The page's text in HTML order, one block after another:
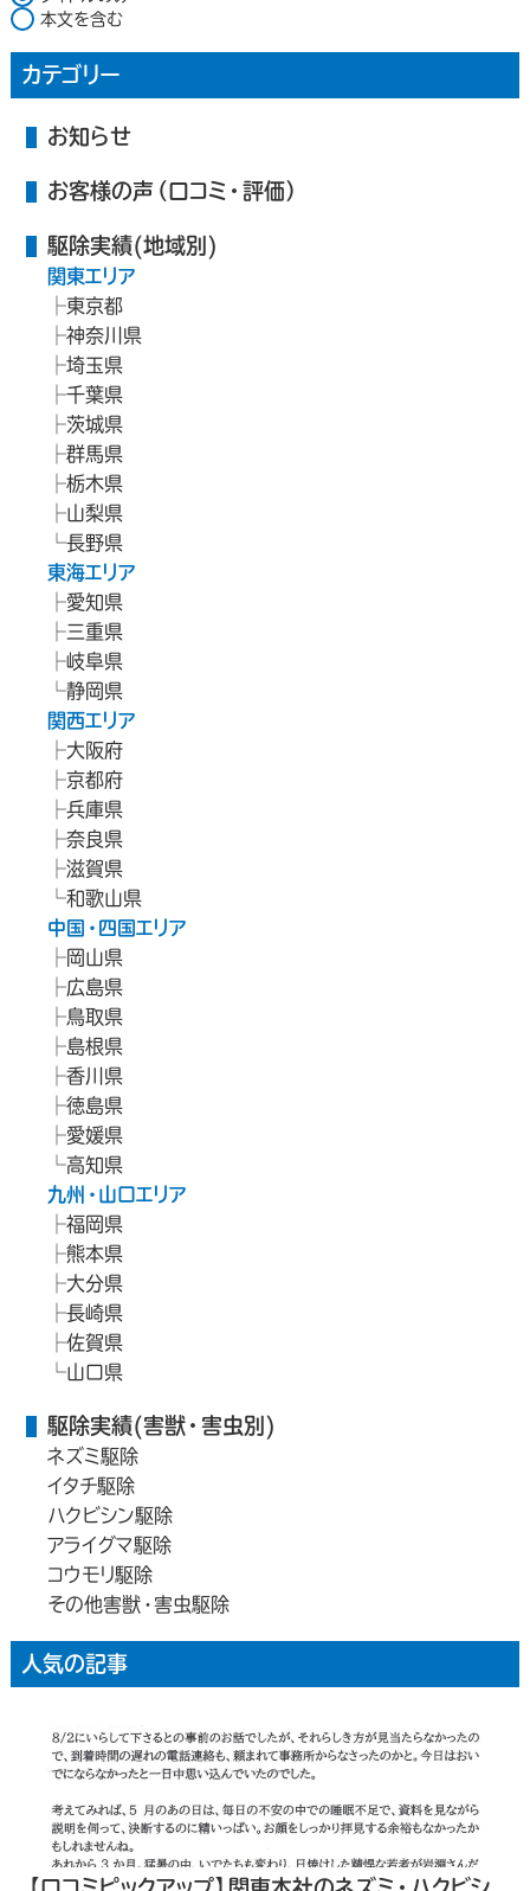
本文を含む
カテゴリー
お知らせ
お客様の声（口コミ・評価）
駆除実績(地域別)
関東エリア
東京都
神奈川県
埼玉県
千葉県
茨城県
群馬県
栃木県
山梨県
長野県
東海エリア
愛知県
三重県
岐阜県
静岡県
関西エリア
大阪府
京都府
兵庫県
奈良県
滋賀県
和歌山県
中国・四国エリア
岡山県
広島県
鳥取県
島根県
香川県
徳島県
愛媛県
高知県
九州・山口エリア
福岡県
熊本県
大分県
長崎県
佐賀県
山口県
駆除実績(害獣・害虫別)
ネズミ駆除
イタチ駆除
ハクビシン駆除
アライグマ駆除
コウモリ駆除
その他害獣・害虫駆除
人気の記事